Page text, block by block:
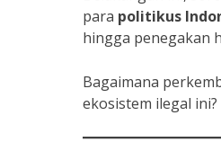
para politikus
hingga penegakan
Bagaimana
ekosistem ilegal